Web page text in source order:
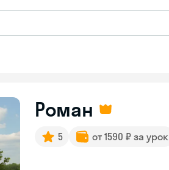
Роман
5 от 1590 ₽ за урок